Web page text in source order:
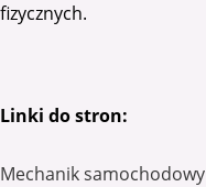
fizycznych.
Linki do stron:
Mechanik samochodowy